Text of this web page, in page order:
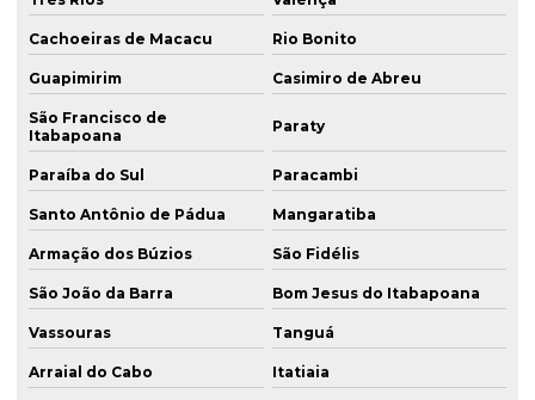
Cachoeiras de Macacu Rio Bonito
Guapimirim Casimiro de Abreu
São Francisco de
Itabapoana
Paraty
Paraíba do Sul Paracambi
Santo Antônio de Pádua Mangaratiba
Armação dos Búzios São Fidélis
São João da Barra Bom Jesus do Itabapoana
Vassouras Tanguá
Arraial do Cabo Itatiaia